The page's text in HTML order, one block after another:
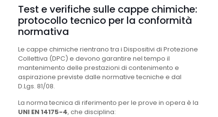
Test e verifiche sulle cappe chimiche:
protocollo tecnico per la conformità
normativa
Le cappe chimiche rientrano tra i Dispositivi di Protezione
Collettiva (DPC) e devono garantire nel tempo il
mantenimento delle prestazioni di contenimento e
aspirazione previste dalle normative tecniche e dal
D.Lgs. 81/08.
La norma tecnica di riferimento per le prove in opera è la
UNI EN 14175-4, che disciplina: